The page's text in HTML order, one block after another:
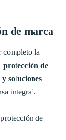
de marca
completo la
protección de
soluciones
integral.
de